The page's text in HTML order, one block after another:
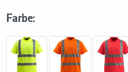
Farbe: